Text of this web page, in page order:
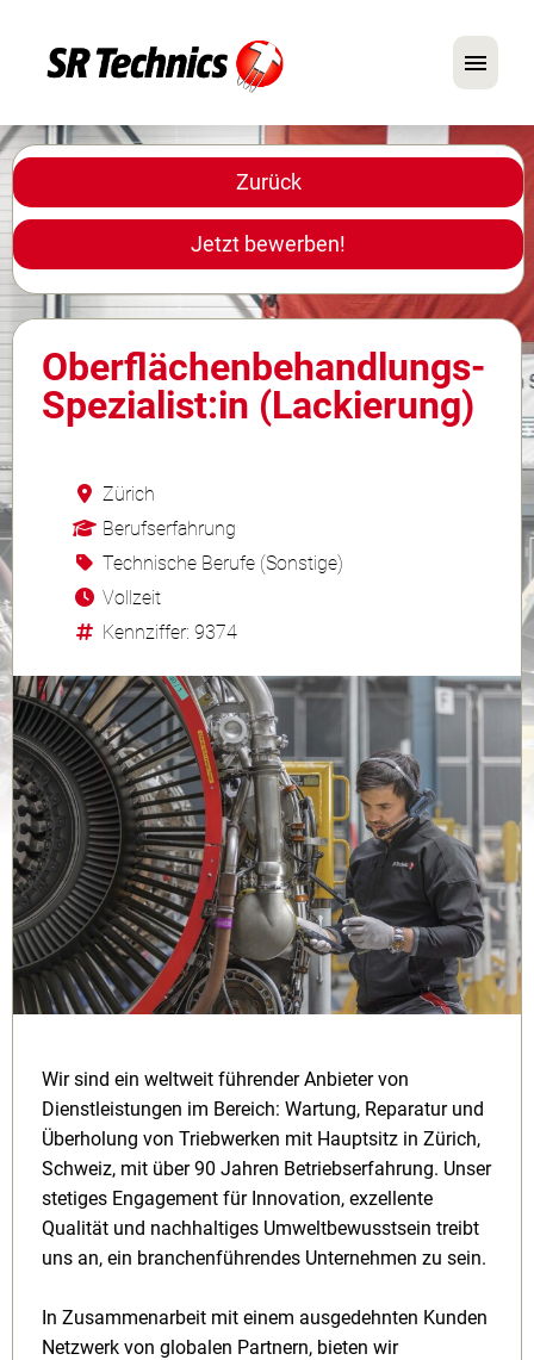
Deutsch Englisch
Im Fokus: Mechaniker-Positionen
Karriere
FAQ
Bewerbungstipps
Zurück
Jetzt bewerben!
Oberflächenbehandlungs-
Spezialist:in (Lackierung)
Zürich
Berufserfahrung
Technische Berufe (Sonstige)
Vollzeit
Kennziffer: 9374
Wir sind ein weltweit führender Anbieter von
Dienstleistungen im Bereich: Wartung, Reparatur und
Überholung von Triebwerken mit Hauptsitz in Zürich,
Schweiz, mit über 90 Jahren Betriebserfahrung. Unser
stetiges Engagement für Innovation, exzellente
Qualität und nachhaltiges Umweltbewusstsein treibt
uns an, ein branchenführendes Unternehmen zu sein.
In Zusammenarbeit mit einem ausgedehnten Kunden
Netzwerk von globalen Partnern, bieten wir